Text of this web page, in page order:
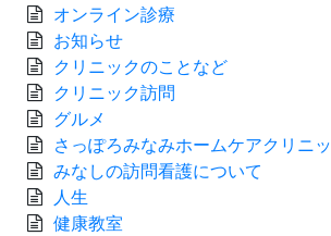
オンライン診療
お知らせ
クリニックのことなど
クリニック訪問
グルメ
さっぽろみなみホームケアクリニ
みなしの訪問看護について
人生
健康教室